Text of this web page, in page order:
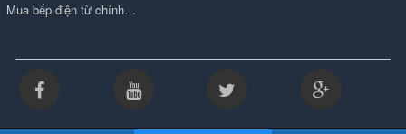
Mua bếp điện từ chính…